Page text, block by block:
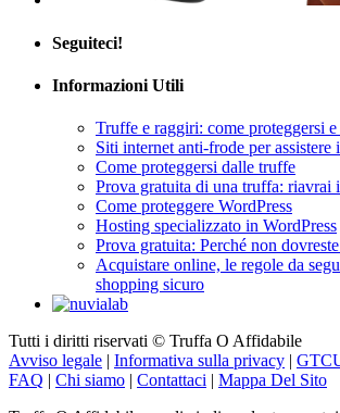
Informazioni Utili
Truffe e raggiri: come proteggersi e
Come proteggersi dalle truffe
Prova gratuita di una truffa: riavrai
Come proteggere WordPress
Hosting specializzato in WordPress
Prova gratuita: Perché non
Acquistare online, le regole da
shopping sicuro
Tutti i diritti riservati © Truffa O Affidabile
FAQ |Chi siamo|Contattaci|Mappa Del Sito
Truffa O Affidabile: media indipendente e